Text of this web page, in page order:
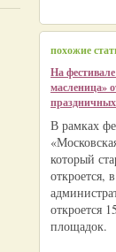
похожие
На
масленица»
В рамках
который
откроется,
откроется
площадок.